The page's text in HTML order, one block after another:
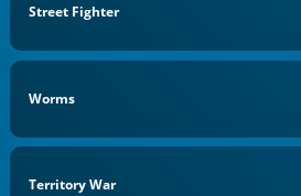
Street Fighter
Worms
Territory War